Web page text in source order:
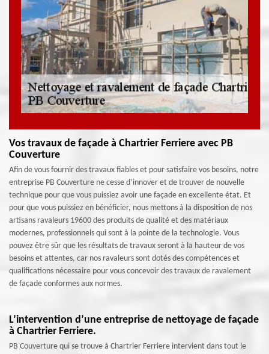
Vos travaux de façade à Chartrier Ferriere avec PB
Couverture
Afin de vous fournir des travaux fiables et pour satisfaire vos besoins, notre
entreprise PB Couverture ne cesse d’innover et de trouver de nouvelle
technique pour que vous puissiez avoir une façade en excellente état. Et
pour que vous puissiez en bénéficier, nous mettons à la disposition de nos
artisans ravaleurs 19600 des produits de qualité et des matériaux
modernes, professionnels qui sont à la pointe de la technologie. Vous
pouvez être sûr que les résultats de travaux seront à la hauteur de vos
besoins et attentes, car nos ravaleurs sont dotés des compétences et
qualifications nécessaire pour vous concevoir des travaux de ravalement
de façade conformes aux normes.
L’intervention d’une entreprise de nettoyage de façade
à Chartrier Ferriere.
PB Couverture qui se trouve à Chartrier Ferriere intervient dans tout le